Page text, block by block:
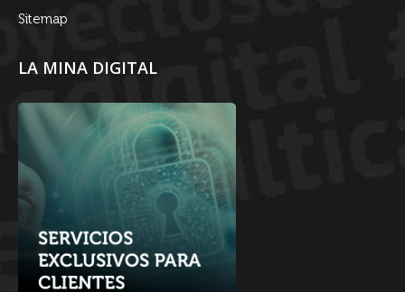
Sitemap
LA MINA DIGITAL